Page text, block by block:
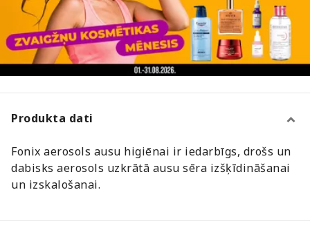
Produkta dati
Fonix aerosols ausu higiēnai ir iedarbīgs, drošs un
dabisks aerosols uzkrātā ausu sēra izšķīdināšanai
un izskalošanai.